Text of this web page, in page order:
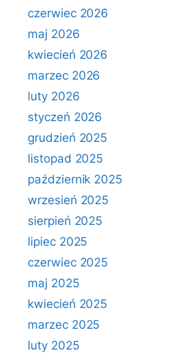
czerwiec 2026
maj 2026
kwiecień 2026
marzec 2026
luty 2026
styczeń 2026
grudzień 2025
listopad 2025
październik 2025
wrzesień 2025
sierpień 2025
lipiec 2025
czerwiec 2025
maj 2025
kwiecień 2025
marzec 2025
luty 2025